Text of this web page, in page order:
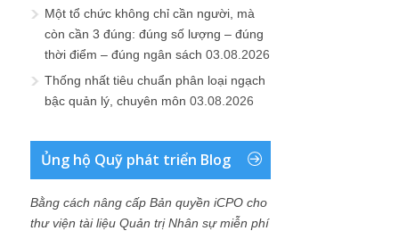
Một tổ chức không chỉ cần người, mà
còn cần 3 đúng: đúng số lượng – đúng
thời điểm – đúng ngân sách 03.08.2026
Thống nhất tiêu chuẩn phân loại ngạch
bậc quản lý, chuyên môn 03.08.2026
Ủng hộ Quỹ phát triển Blog
Bằng cách nâng cấp Bản quyền iCPO cho
thư viện tài liệu Quản trị Nhân sự miễn phí